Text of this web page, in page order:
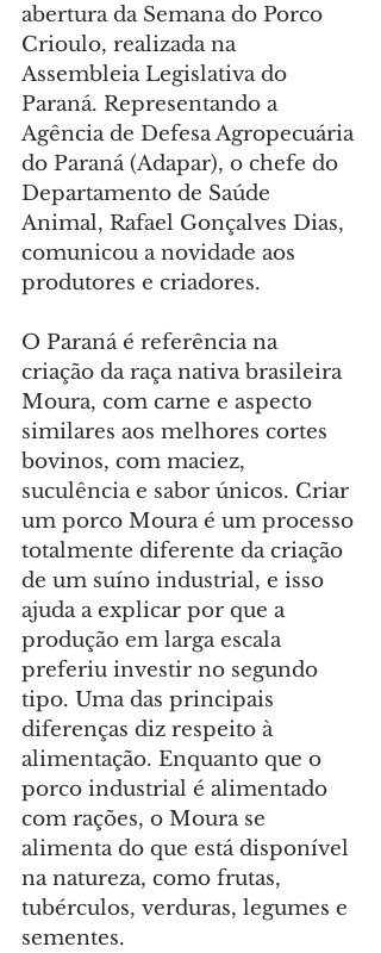
abertura da Semana do Porco
Crioulo, realizada na
Assembleia Legislativa do
Paraná. Representando a
Agência de Defesa Agropecuária
do Paraná (Adapar), o chefe do
Departamento de Saúde
Animal, Rafael Gonçalves Dias,
comunicou a novidade aos
produtores e criadores.
O Paraná é referência na
criação da raça nativa brasileira
Moura, com carne e aspecto
similares aos melhores cortes
bovinos, com maciez,
suculência e sabor únicos. Criar
um porco Moura é um processo
totalmente diferente da criação
de um suíno industrial, e isso
ajuda a explicar por que a
produção em larga escala
preferiu investir no segundo
tipo. Uma das principais
diferenças diz respeito à
alimentação. Enquanto que o
porco industrial é alimentado
com rações, o Moura se
alimenta do que está disponível
na natureza, como frutas,
tubérculos, verduras, legumes e
sementes.